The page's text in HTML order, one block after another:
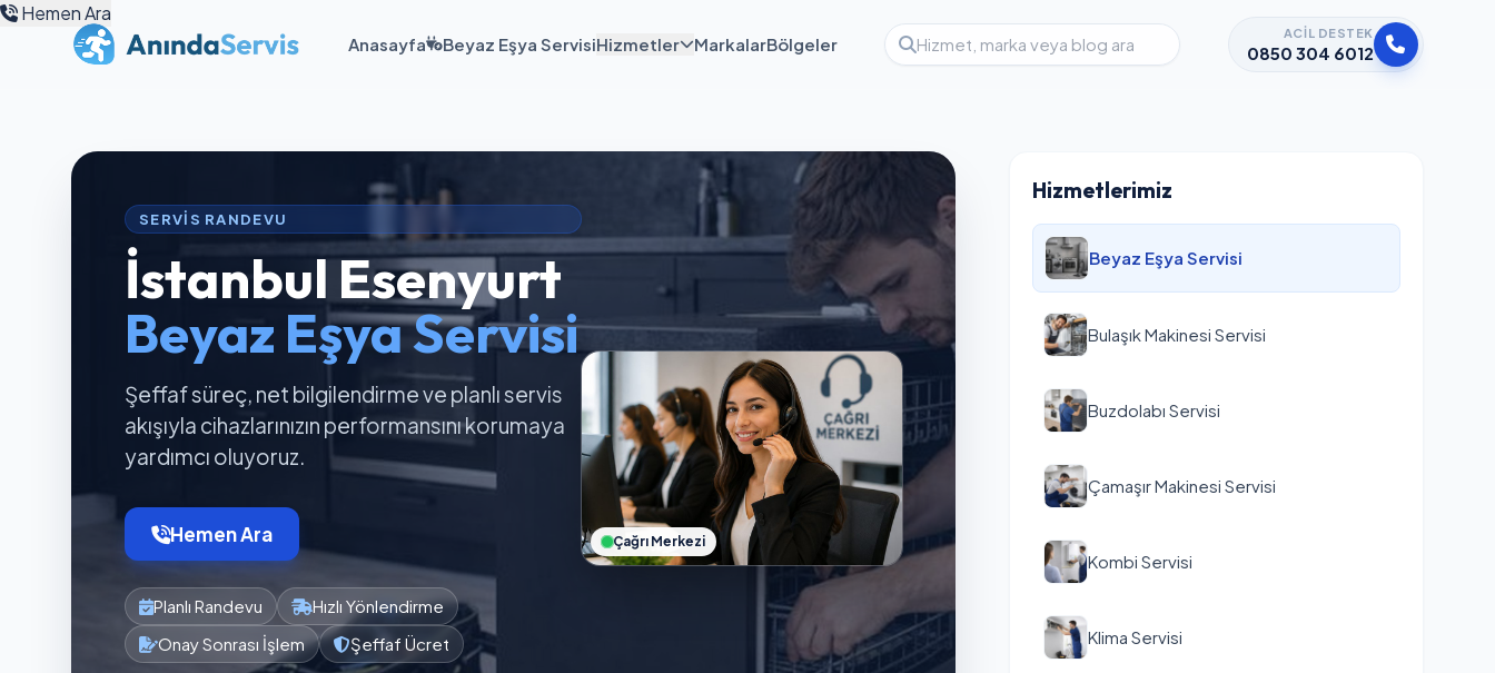
Anasayfa Beyaz Eşya ServisiHizmetler MarkalarBölgeler
ACIL DESTEK
0850 304 6012
Hemen Ara
SERVIS RANDEVU
İstanbul Esenyurt
Beyaz Eşya Servisi
Şeffaf süreç, net bilgilendirme ve planlı servis
akışıyla cihazlarınızın performansını korumaya
yardımcı oluyoruz.
Hemen Ara
Planlı Randevu
Hızlı Yönlendirme
Onay Sonrası İşlem
Şeffaf Ücret
Çağrı Merkezi
Hizmetlerimiz
Beyaz Eşya Servisi
Bulaşık Makinesi Servisi
Buzdolabı Servisi
Çamaşır Makinesi Servisi
Kombi Servisi
Klima Servisi